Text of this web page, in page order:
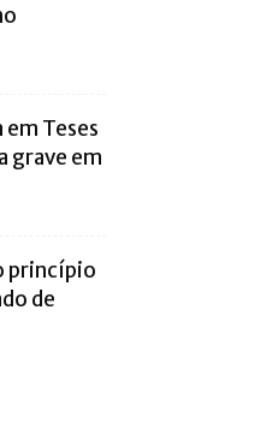
em Teses
grave em
princípio
de